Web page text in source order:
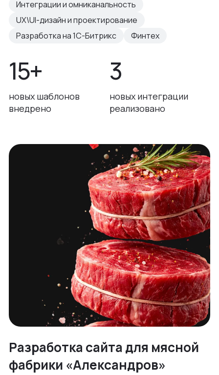
Интеграции и омниканальность
UX\UI-дизайн и проектирование
Разработка на 1С-Битрикс
Финтех
15+
новых шаблонов
внедрено
3
новых интеграции
реализовано
Разработка сайта для мясной
фабрики «Александров»